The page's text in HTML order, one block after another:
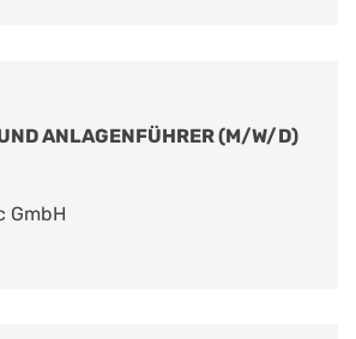
ANLAGENFÜHRER (M/W/D)
GmbH